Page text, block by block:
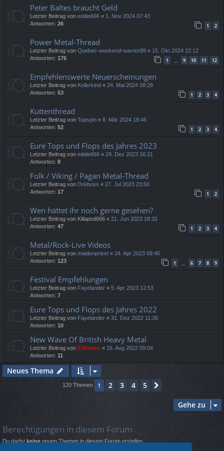
Peter Baltes braucht Geld
Letzter Beitrag von eddie666 « 1. Nov 2024 07:43
Antworten: 26 1 2
Power Metal-Thread
Letzter Beitrag von Quebec-weekend-warrior89 « 15. Okt 2024 22:12
Antworten: 176 1 9 10 11 12
Empfehlenswerte Neuerscheinungen
Letzter Beitrag von Kellerkind « 24. Mai 2024 08:28
Antworten: 53 1 2 3 4
Kuttenthread
Letzter Beitrag von Topspin « 8. Mär 2024 18:46
Antworten: 52 1 2 3 4
Eure Tops und Flops des Jahres 2023
Letzter Beitrag von eddie666 « 29. Dez 2023 16:21
Antworten: 8
Folk / Viking / Pagan Metal-Thread
Letzter Beitrag von Orkboss « 27. Jul 2023 23:50
Antworten: 17 1 2
Wen hättet ihr noch gerne gesehen?
Letzter Beitrag von Killapod666 « 21. Jun 2023 18:32
Antworten: 47 1 2 3 4
Metal/Rock-Live Videos
Letzter Beitrag von maidenpriest « 24. Apr 2023 09:45
Antworten: 123 1 … 6 7 8 9
Festival Empfehlungen
Letzter Beitrag von Fayelander « 5. Apr 2023 12:53
Antworten: 7
Eure Tops und Flops des Jahres 2022
Letzter Beitrag von Fayelander « 31. Dez 2022 11:36
Antworten: 10
New Wave Of British Heavy Metal
Letzter Beitrag von Tillmann « 16. Aug 2022 09:04
Antworten: 11
Neues Thema
120 Themen 1 2 3 4 5
Gehe zu
Berechtigungen in diesem Forum
Du darfst keine neuen Themen in diesem Forum erstellen.